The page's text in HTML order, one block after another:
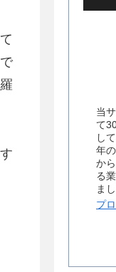
当
て
し
年
か
る
ま
プ